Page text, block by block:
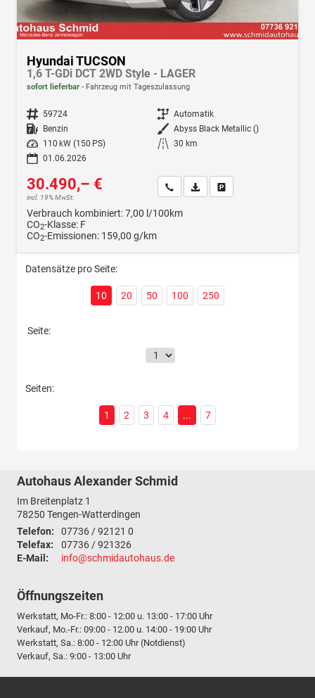
Hyundai TUCSON
1,6 T-GDi DCT 2WD Style - LAGER
sofort lieferbar Fahrzeug mit Tageszulassung
Fahrzeugnr. 59724 Getriebe Automatik
Kraftstoff Benzin Außenfarbe Abyss Black Metallic ()
Leistung
110 kW (150 PS) Kilometerstand 30 km
01.06.2026
30.490,– €
incl. 19% MwSt.
Wir rufen Sie anFahrzeugexposé (PDF)
Verbrauch kombiniert:7,00 l/100km
CO2-Klasse: F
CO2-Emissionen: 159,00 g/km
Datensätze pro Seite:
10 20 50 100 250
Seite:
Seiten:
1 2 3 4 ... 7
Autohaus Alexander Schmid
Im Breitenplatz 1
78250 Tengen-Watterdingen
Telefon:
07736 / 92121 0
Telefax:
07736 / 921326
E-Mail:
info@schmidautohaus.de
Öffnungszeiten
Werkstatt, Mo-Fr.: 8:00 - 12:00 u. 13:00 - 17:00 Uhr
Verkauf, Mo.-Fr.: 09:00 - 12.00 u. 14:00 - 19:00 Uhr
Werkstatt, Sa.: 8:00 - 12:00 Uhr (Notdienst)
Verkauf, Sa.: 9:00 - 13:00 Uhr